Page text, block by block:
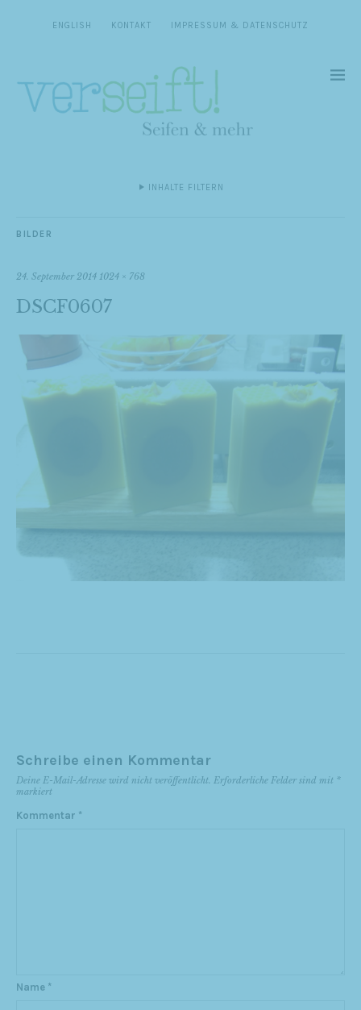
ENGLISH KONTAKT IMPRESSUM & DATENSCHUTZ
INHALTE FILTERN
BILDER
24. September 2014 1024 × 768
DSCF0607
Schreibe einen Kommentar
Deine E-Mail-Adresse wird nicht veröffentlicht. Erforderliche Felder sind mit *
markiert
Kommentar *
Name *